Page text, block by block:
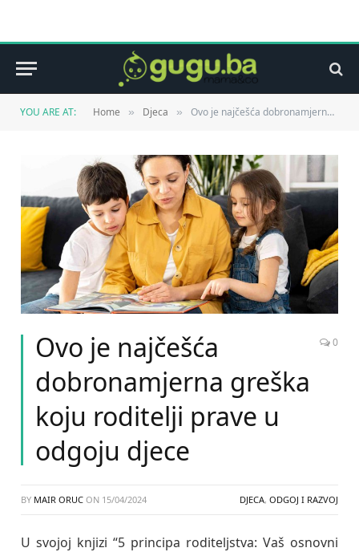
YOU ARE AT: Home » Djeca » Ovo je najčešća dobronamjerna greška koju roditelji prave u odgoju djece
Ovo je najčešća
dobronamjerna greška
koju roditelji prave u
odgoju djece
0
BY MAIR ORUC ON 15/04/2024 DJECA, ODGOJ I RAZVOJ
U svojoj knjizi “5 principa roditeljstva: Vaš osnovni